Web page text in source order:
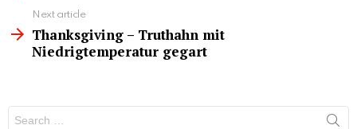
Next article
Thanksgiving – Truthahn mit
Niedrigtemperatur gegart
for: